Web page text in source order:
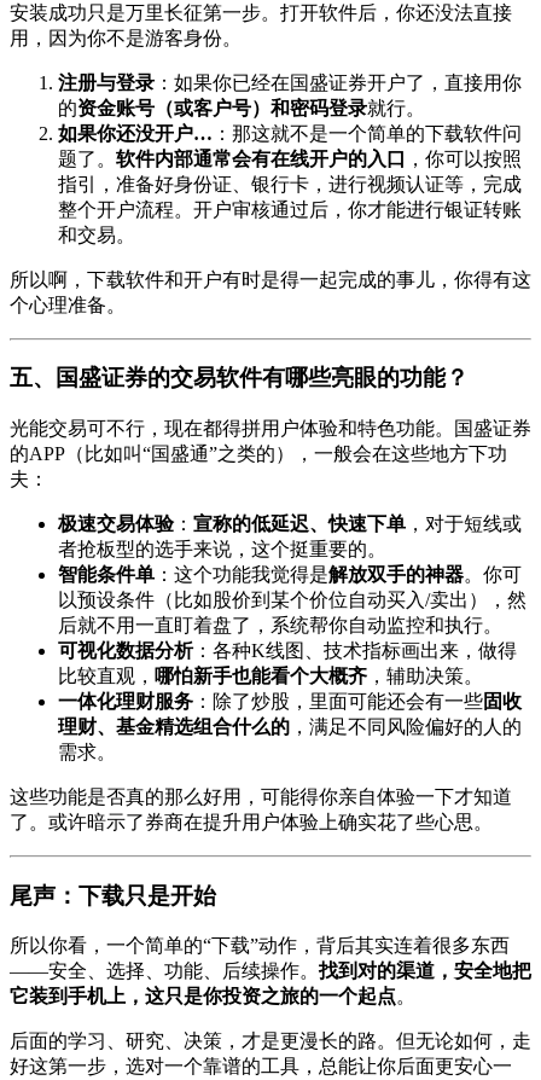
安装成功只是万里长征第一步。打开软件后，你还没法直接
用，因为你不是游客身份。
注册与登录 ：如果你已经在国盛证券开户了，直接用你
的资金账号（或客户号）和密码登录就行。
如果你还没开户… ：那这就不是一个简单的下载软件问
题了。 软件内部通常会有在线开户的入口
，你可以按照
指引，准备好身份证、银行卡，进行视频认证等，完成
整个开户流程。开户审核通过后，你才能进行银证转账
和交易。
所以啊，下载软件和开户有时是得一起完成的事儿，你得有这
个心理准备。
五、国盛证券的交易软件有哪些亮眼的功能？
光能交易可不行，现在都得拼用户体验和特色功能。国盛证券
的APP（比如叫“国盛通”之类的），一般会在这些地方下功
夫：
极速交易体验： 宣称的低延迟、快速下单 ，对于短线或
者抢板型的选手来说，这个挺重要的。
智能条件单 ：这个功能我觉得是解放双手的神器。你可
以预设条件（比如股价到某个价位自动买入/卖出），然
后就不用一直盯着盘了，系统帮你自动监控和执行。
可视化数据分析：各种K线图、技术指标画出来，做得
比较直观， 哪怕新手也能看个大概齐 ，辅助决策。
一体化理财服务 ：除了炒股，里面可能还会有一些固收
理财、基金精选组合什么的 ，满足不同风险偏好的人的
需求。
这些功能是否真的那么好用，可能得你亲自体验一下才知道
了。或许暗示了券商在提升用户体验上确实花了些心思。
尾声：下载只是开始
所以你看，一个简单的“下载”动作，背后其实连着很多东西
——安全、选择、功能、后续操作。 找到对的渠道，安全地把
它装到手机上，这只是你投资之旅的一个起点。
后面的学习、研究、决策，才是更漫长的路。但无论如何，走
好这第一步，选对一个靠谱的工具，总能让你后面更安心一